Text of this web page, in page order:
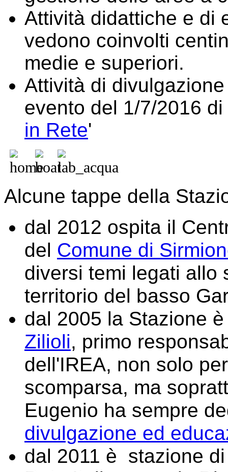
Attività didattiche e di
vedono coinvolti
medie e superiori.
Attività di
evento del 1/7/2016 di
in Rete'
Alcune tappe della
dal 2012 ospita il
del Comune di
diversi temi legati allo
territorio del basso
dal 2005 la Stazione
Zilioli, primo
dell'IREA, non solo
scomparsa, ma
Eugenio ha sempre
divulgazione ed
dal 2011 è stazione